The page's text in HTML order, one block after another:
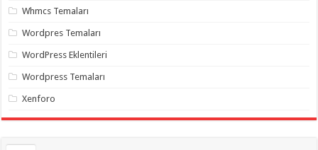
takipçi
instagram
hilesi ,
Whmcs Temaları
Wordpres Temaları
WordPress Eklentileri
Wordpress Temaları
Xenforo